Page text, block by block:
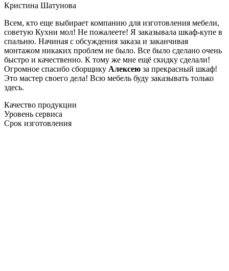
Кристина Шатунова
Всем, кто еще выбирает компанию для изготовления мебели,
советую Кухни мол! Не пожалеете! Я заказывала шкаф-купе в
спальню. Начиная с обсуждения заказа и заканчивая
монтажом никаких проблем не было. Все было сделано очень
быстро и качественно. К тому же мне ещё скидку сделали!
Огромное спасибо сборщику Алексею за прекрасный шкаф!
Это мастер своего дела! Всю мебель буду заказывать только
здесь.
Качество продукции
Уровень сервиса
Срок изготовления